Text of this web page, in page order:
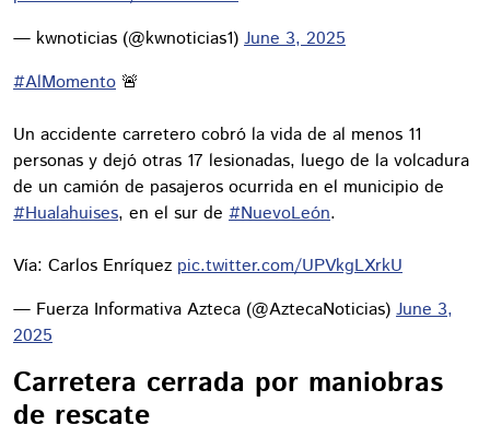
— kwnoticias (@kwnoticias1) June 3, 2025
#AlMomento 🚨
Un accidente carretero cobró la vida de al menos 11
personas y dejó otras 17 lesionadas, luego de la volcadura
de un camión de pasajeros ocurrida en el municipio de
#Hualahuises, en el sur de #NuevoLeón.
Vía: Carlos Enríquez pic.twitter.com/UPVkgLXrkU
— Fuerza Informativa Azteca (@AztecaNoticias) June 3,
2025
Carretera cerrada por maniobras
de rescate